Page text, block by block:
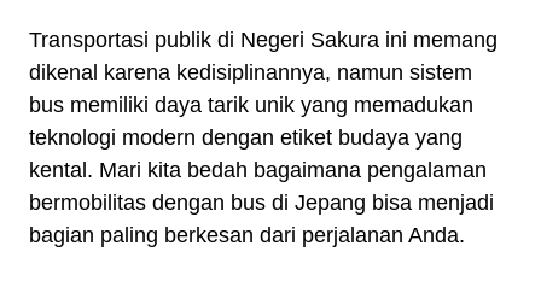
Transportasi publik di Negeri Sakura ini memang
dikenal karena kedisiplinannya, namun sistem
bus memiliki daya tarik unik yang memadukan
teknologi modern dengan etiket budaya yang
kental. Mari kita bedah bagaimana pengalaman
bermobilitas dengan bus di Jepang bisa menjadi
bagian paling berkesan dari perjalanan Anda.